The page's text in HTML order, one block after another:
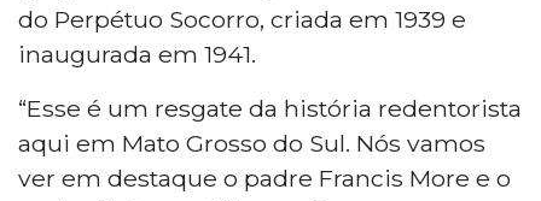
do Perpétuo Socorro, criada em 1939 e
inaugurada em 1941.
“Esse é um resgate da história redentorista
aqui em Mato Grosso do Sul. Nós vamos
ver em destaque o padre Francis More e o